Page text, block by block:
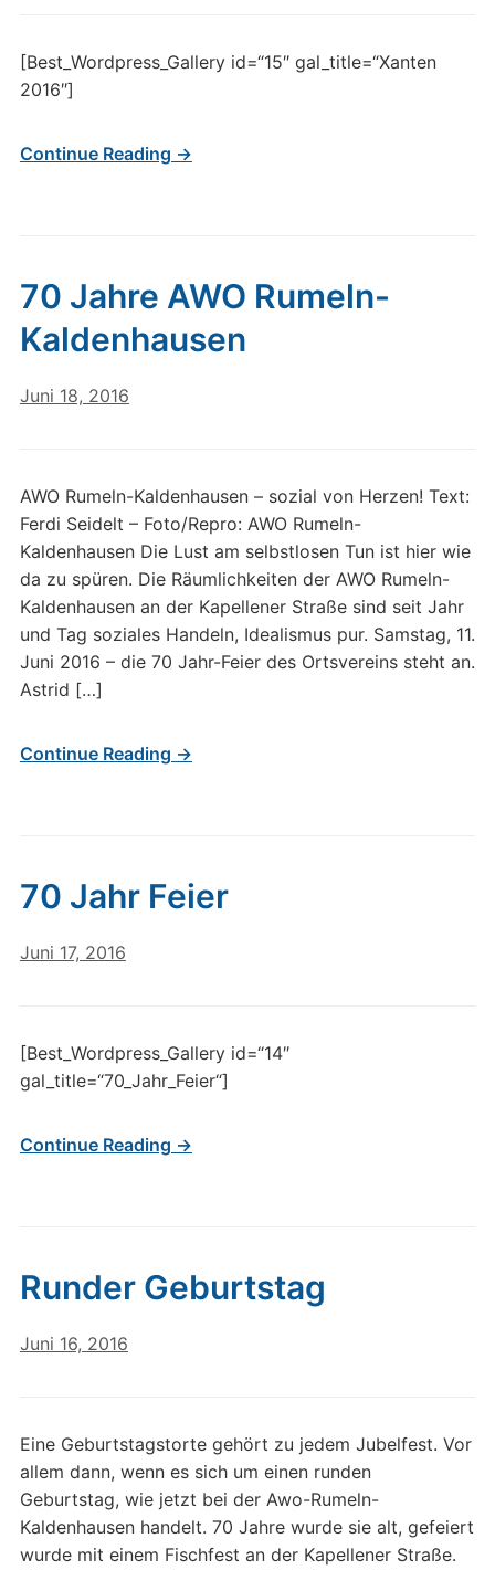
[Best_Wordpress_Gallery id=“15″ gal_title=“Xanten
2016″]
Continue Reading →
70 Jahre AWO Rumeln-
Kaldenhausen
Juni 18, 2016
AWO Rumeln-Kaldenhausen – sozial von Herzen! Text:
Ferdi Seidelt – Foto/Repro: AWO Rumeln-
Kaldenhausen Die Lust am selbstlosen Tun ist hier wie
da zu spüren. Die Räumlichkeiten der AWO Rumeln-
Kaldenhausen an der Kapellener Straße sind seit Jahr
und Tag soziales Handeln, Idealismus pur. Samstag, 11.
Juni 2016 – die 70 Jahr-Feier des Ortsvereins steht an.
Astrid […]
Continue Reading →
70 Jahr Feier
Juni 17, 2016
[Best_Wordpress_Gallery id=“14″
gal_title=“70_Jahr_Feier“]
Continue Reading →
Runder Geburtstag
Juni 16, 2016
Eine Geburtstagstorte gehört zu jedem Jubelfest. Vor
allem dann, wenn es sich um einen runden
Geburtstag, wie jetzt bei der Awo-Rumeln-
Kaldenhausen handelt. 70 Jahre wurde sie alt, gefeiert
wurde mit einem Fischfest an der Kapellener Straße.